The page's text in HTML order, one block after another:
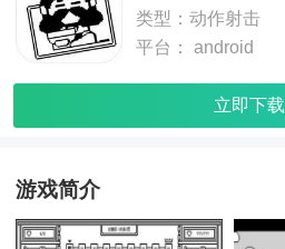
类型： 动作射击
平台：
android
立即下载
游戏简介